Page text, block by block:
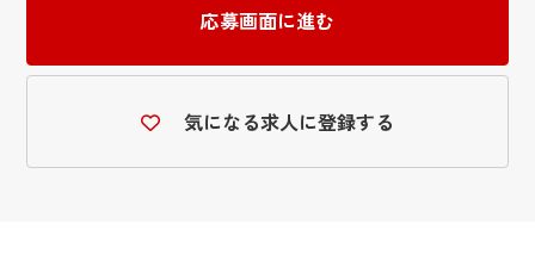
応募画面に進む
気になる求人に登録する